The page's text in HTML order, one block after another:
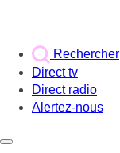
Rechercher
Direct tv
Direct radio
Alertez-nous